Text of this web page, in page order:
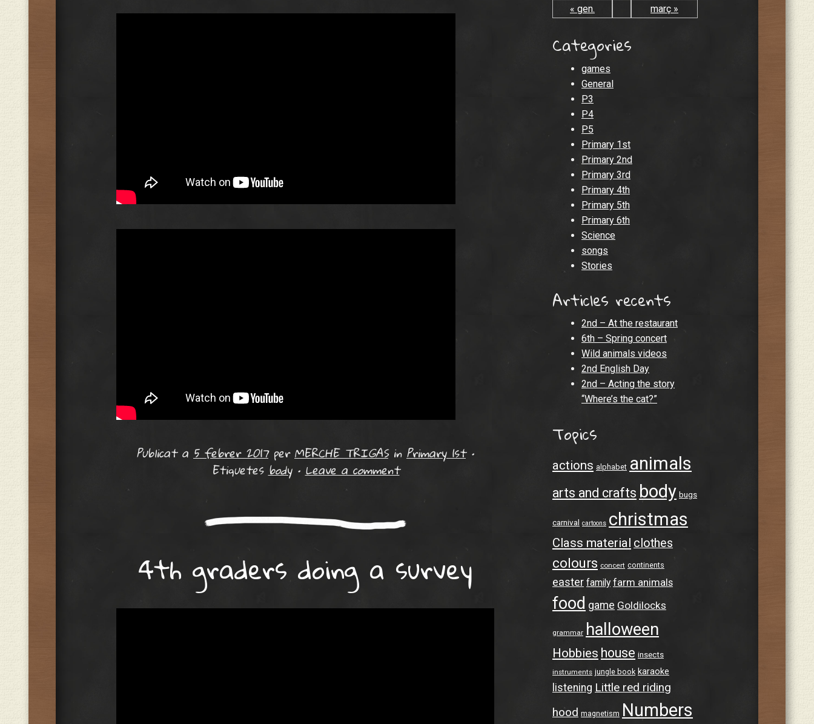
Publicat a 5 febrer 2017perMERCHE TRIGAS in Primary 1st •
Etiquetesbody •Leave a comment
4th graders doing a survey
« gen. març »
Categories
games
General
P3
P4
P5
Primary 1st
Primary 2nd
Primary 3rd
Primary 4th
Primary 5th
Primary 6th
Science
songs
Stories
Articles recents
2nd – At the restaurant
6th – Spring concert
Wild animals videos
2nd English Day
2nd – Acting the story
“Where’s the cat?”
Topics
actions alphabet animals
arts and crafts body bugs
carnival cartoons christmas
Class material clothes
colours concert continents
easter family farm animals
food game Goldilocks
grammar halloween
Hobbies house insects
instruments jungle book karaoke
listening Little red riding
hood magnetism Numbers